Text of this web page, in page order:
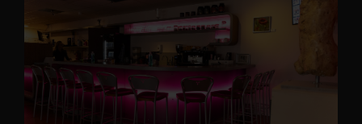
passen, om iemand als lid uit te schrijven of te weigeren.
De medewerkers van Robey’s Gym en Rob hopen dat u bij
Robey’s Gym een plezierige en sportieve tijd heeft.